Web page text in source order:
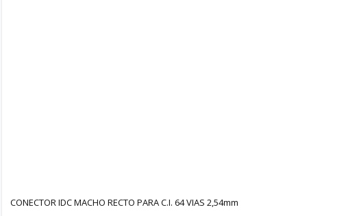
CONECTOR IDC MACHO RECTO PARA C.I. 64 VIAS 2,54mm